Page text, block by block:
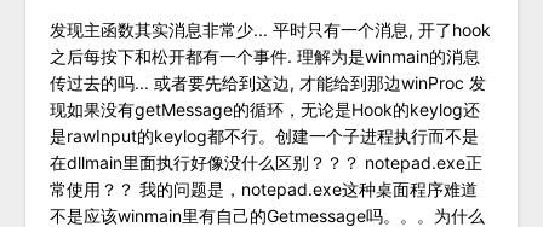
发现主函数其实消息非常少... 平时只有一个消息, 开了hook
之后每按下和松开都有一个事件. 理解为是winmain的消息
传过去的吗... 或者要先给到这边, 才能给到那边winProc 发
现如果没有getMessage的循环，无论是Hook的keylog还
是rawInput的keylog都不行。创建一个子进程执行而不是
在dllmain里面执行好像没什么区别？？？ notepad.exe正
常使用？？ 我的问题是，notepad.exe这种桌面程序难道
不是应该winmain里有自己的Getmessage吗。。。为什么